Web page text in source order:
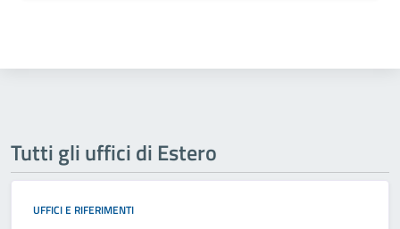
Tutti gli uffici di Estero
UFFICI E RIFERIMENTI